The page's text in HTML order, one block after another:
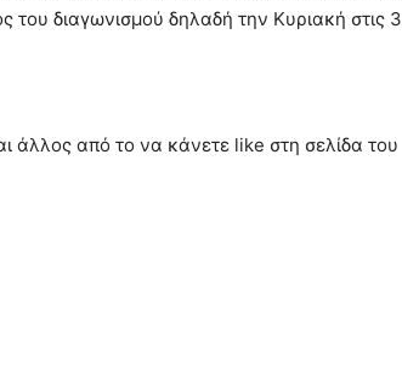
του διαγωνισμού δηλαδή την Κυριακή στις 3
άλλος από το να κάνετε like στη σελίδα του